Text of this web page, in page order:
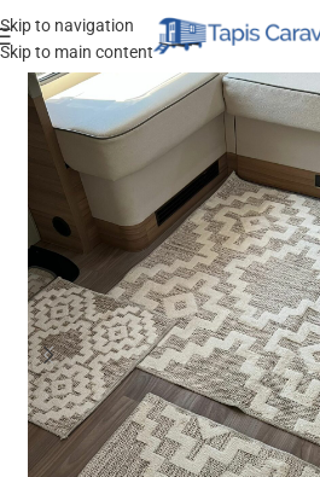
Skip to navigation
Skip to main content